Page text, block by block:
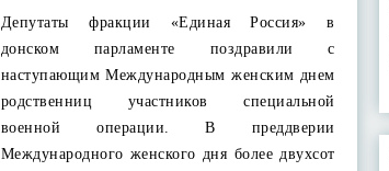
Депутаты фракции «Единая Россия» в
донском парламенте поздравили с
наступающим Международным женским днем
родственниц участников специальной
военной операции. В преддверии
Международного женского дня более двухсот